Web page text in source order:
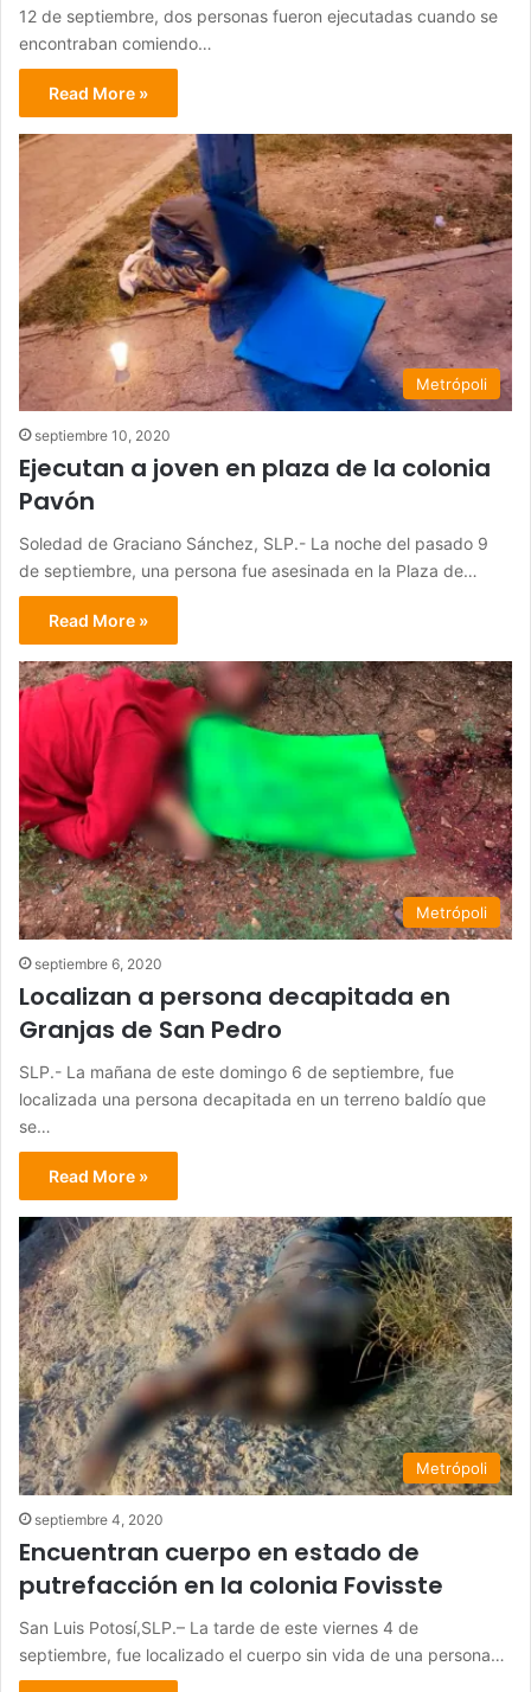
12 de septiembre, dos personas fueron ejecutadas cuando se
encontraban comiendo…
Read More »
Metrópoli
septiembre 10, 2020
Ejecutan a joven en plaza de la colonia
Pavón
Soledad de Graciano Sánchez, SLP.- La noche del pasado 9
de septiembre, una persona fue asesinada en la Plaza de…
Read More »
Metrópoli
septiembre 6, 2020
Localizan a persona decapitada en
Granjas de San Pedro
SLP.- La mañana de este domingo 6 de septiembre, fue
localizada una persona decapitada en un terreno baldío que
se…
Read More »
Metrópoli
septiembre 4, 2020
Encuentran cuerpo en estado de
putrefacción en la colonia Fovisste
San Luis Potosí,SLP.– La tarde de este viernes 4 de
septiembre, fue localizado el cuerpo sin vida de una persona…